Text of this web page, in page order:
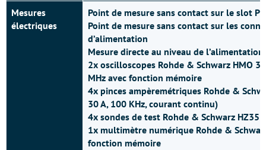
Mesures
électriques
Point de mesure sans contact sur le slot
Point de mesure sans contact sur les
d’alimentation
Mesure directe au niveau de l’alimentation
2x oscilloscopes Rohde & Schwarz HMO
MHz avec fonction mémoire
4x pinces ampèremétriques Rohde &
30 A, 100 KHz, courant continu)
4x sondes de test Rohde & Schwarz
1x multimètre numérique Rohde &
fonction mémoire